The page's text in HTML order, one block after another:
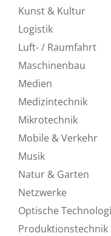
Kunst & Kultur
Logistik
Luft- / Raumfahrt
Maschinenbau
Medien
Medizintechnik
Mikrotechnik
Mobile & Verkehr
Musik
Natur & Garten
Netzwerke
Optische
Produktionstechnik